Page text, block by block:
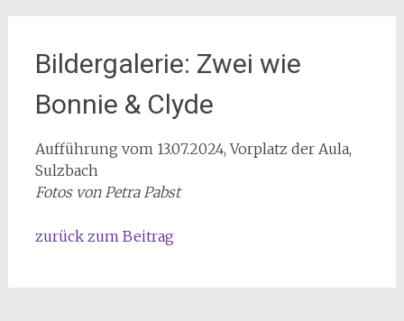
Bildergalerie: Zwei wie
Bonnie & Clyde
Aufführung vom 13.07.2024, Vorplatz der Aula,
Sulzbach
Fotos von Petra Pabst
zurück zum Beitrag